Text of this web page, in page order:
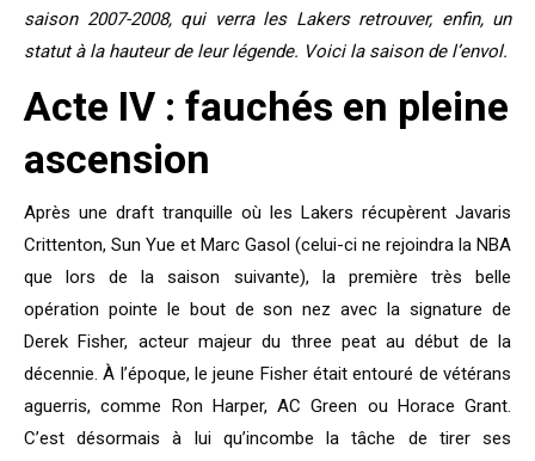
saison 2007-2008, qui verra les Lakers retrouver, enfin, un
statut à la hauteur de leur légende. Voici la saison de l’envol.
Acte IV : fauchés en pleine
ascension
Après une draft tranquille où les Lakers récupèrent Javaris
Crittenton, Sun Yue et Marc Gasol (celui-ci ne rejoindra la NBA
que lors de la saison suivante), la première très belle
opération pointe le bout de son nez avec la signature de
Derek Fisher, acteur majeur du three peat au début de la
décennie. À l’époque, le jeune Fisher était entouré de vétérans
aguerris, comme Ron Harper, AC Green ou Horace Grant.
C’est désormais à lui qu’incombe la tâche de tirer ses